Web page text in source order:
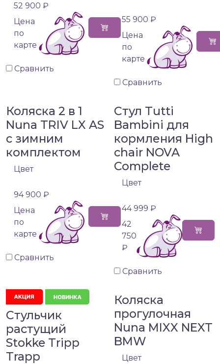
52 900 ₽
Цена
по
карте
Сравнить
55 900 ₽
Цена
по
карте
Сравнить
Коляска 2 в 1
Nuna TRIV LX AS
с зимним
комплектом
Цвет
94 900 ₽
Цена
по
карте
Сравнить
Стул Tutti
Bambini для
кормления High
chair NOVA
Complete
Цвет
44 999 ₽
42
750
₽
Сравнить
Стульчик
растущий
Stokke Tripp
Trapp
Коляска
прогулочная
Nuna MIXX NEXT
BMW
Цвет